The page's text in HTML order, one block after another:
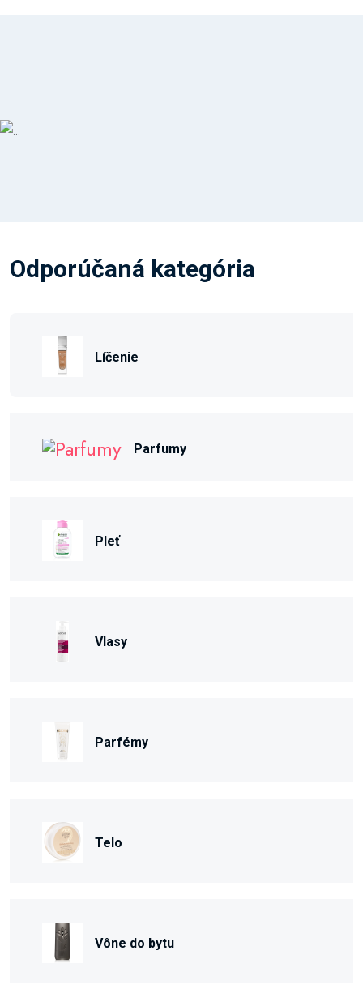
Odporúčaná kategória
Líčenie
Parfumy
Pleť
Vlasy
Parfémy
Telo
Vône do bytu